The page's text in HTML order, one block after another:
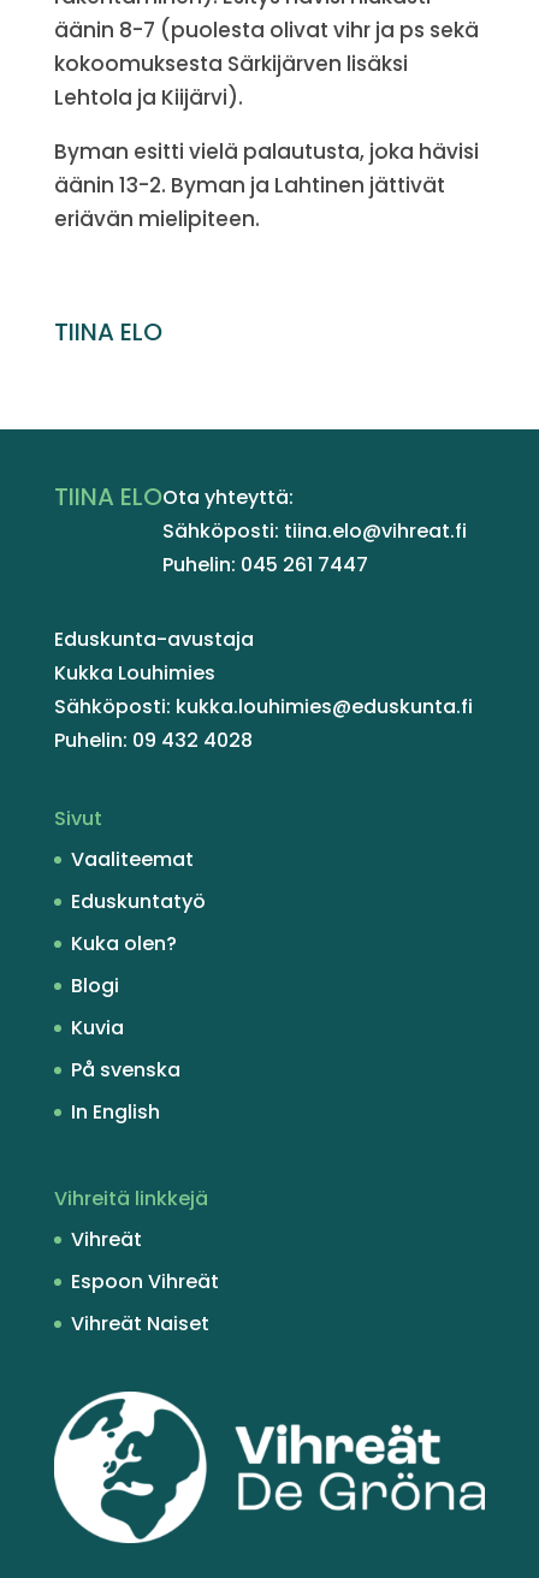
äänin 8-7 (puolesta olivat vihr ja ps sekä
kokoomuksesta Särkijärven lisäksi
Lehtola ja Kiijärvi).
Byman esitti vielä palautusta, joka hävisi
äänin 13-2. Byman ja Lahtinen jättivät
eriävän mielipiteen.
TIINA ELO
TIINA ELOOta yhteyttä:
Sähköposti: tiina.elo@vihreat.fi
Puhelin: 045 261 7447
Eduskunta-avustaja
Kukka Louhimies
Sähköposti: kukka.louhimies@eduskunta.fi
Puhelin: 09 432 4028
Sivut
Vaaliteemat
Eduskuntatyö
Kuka olen?
Blogi
Kuvia
På svenska
In English
Vihreitä linkkejä
Vihreät
Espoon Vihreät
Vihreät Naiset